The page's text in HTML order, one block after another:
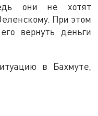
они не хотят
При этом
вернуть деньги
в Бахмуте,